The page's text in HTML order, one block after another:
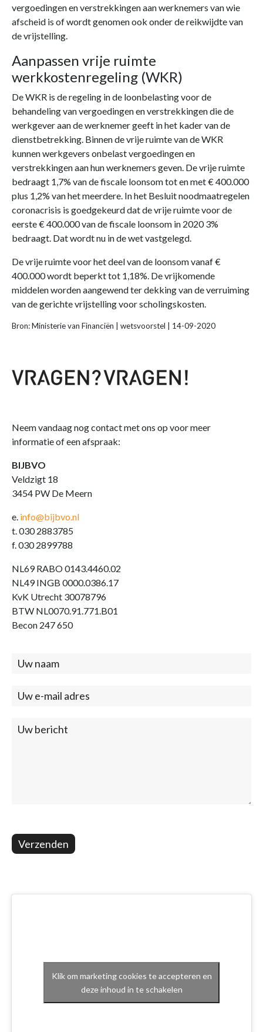
vergoedingen en verstrekkingen aan werknemers van wie
afscheid is of wordt genomen ook onder de reikwijdte van
de vrijstelling.
Aanpassen vrije ruimte
werkkostenregeling (WKR)
De WKR is de regeling in de loonbelasting voor de
behandeling van vergoedingen en verstrekkingen die de
werkgever aan de werknemer geeft in het kader van de
dienstbetrekking. Binnen de vrije ruimte van de WKR
kunnen werkgevers onbelast vergoedingen en
verstrekkingen aan hun werknemers geven. De vrije ruimte
bedraagt 1,7% van de fiscale loonsom tot en met € 400.000
plus 1,2% van het meerdere. In het Besluit noodmaatregelen
coronacrisis is goedgekeurd dat de vrije ruimte voor de
eerste € 400.000 van de fiscale loonsom in 2020 3%
bedraagt. Dat wordt nu in de wet vastgelegd.
De vrije ruimte voor het deel van de loonsom vanaf €
400.000 wordt beperkt tot 1,18%. De vrijkomende
middelen worden aangewend ter dekking van de verruiming
van de gerichte vrijstelling voor scholingskosten.
Bron: Ministerie van Financiën | wetsvoorstel | 14-09-2020
Neem vandaag nog contact met ons op voor meer
informatie of een afspraak:
BIJBVO
Veldzigt 18
3454 PW De Meern
e. info@bijbvo.nl
t. 030 2883785
f. 030 2899788
NL69 RABO 0143.4460.02
NL49 INGB 0000.0386.17
KvK Utrecht 30078796
BTW NL0070.91.771.B01
Becon 247 650
Contact
Verzenden
Klik om marketing cookies te accepteren en
deze inhoud in te schakelen